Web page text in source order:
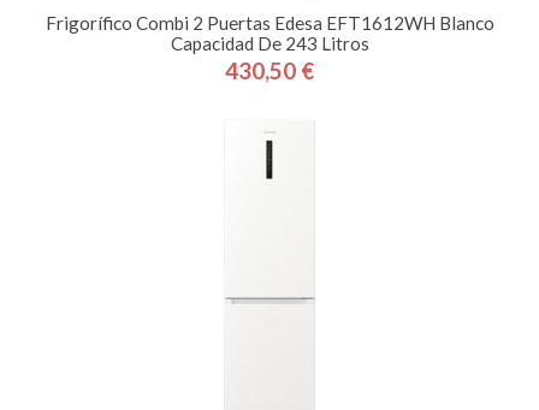
Frigorífico Combi 2 Puertas Edesa EFT1612WH Blanco
Capacidad De 243 Litros
Precio
430,50 €